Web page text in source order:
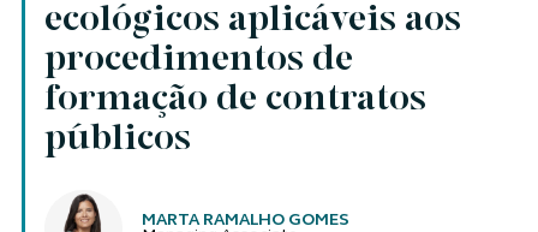
ecológicos aplicáveis aos
procedimentos de
formação de contratos
públicos
Authors
MARTA RAMALHO GOMES